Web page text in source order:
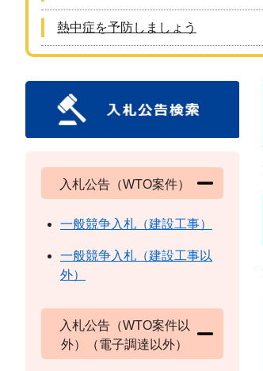
熱中症を予防しましょう
入札公告（WTO案件）
一般競争入札（建設工事）
一般競争入札（建設工事以
外）
入札公告（WTO案件以
外）（電子調達以外）